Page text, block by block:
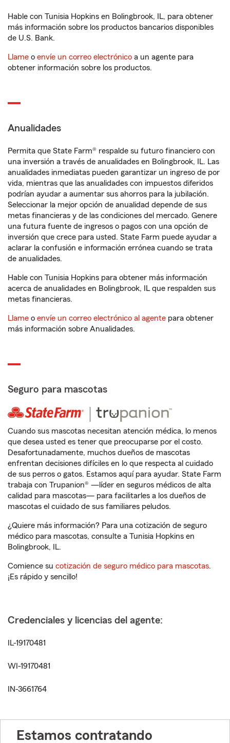
Hable con Tunisia Hopkins en Bolingbrook, IL, para obtener
más información sobre los productos bancarios disponibles
de U.S. Bank.
Llame o envíe un correo electrónico a un agente para
obtener información sobre los productos.
Anualidades
Permita que State Farm® respalde su futuro financiero con
una inversión a través de anualidades en Bolingbrook, IL. Las
anualidades inmediatas pueden garantizar un ingreso de por
vida, mientras que las anualidades con impuestos diferidos
podrían ayudar a aumentar sus ahorros para la jubilación.
Seleccionar la mejor opción de anualidad depende de sus
metas financieras y de las condiciones del mercado. Genere
una futura fuente de ingresos o pagos con una opción de
inversión que crece para usted. State Farm puede ayudar a
aclarar la confusión e información errónea cuando se trata
de anualidades.
Hable con Tunisia Hopkins para obtener más información
acerca de anualidades en Bolingbrook, IL que respalden sus
metas financieras.
Llame o envíe un correo electrónico al agente para obtener
más información sobre Anualidades.
Seguro para mascotas
Cuando sus mascotas necesitan atención médica, lo menos
que desea usted es tener que preocuparse por el costo.
Desafortunadamente, muchos dueños de mascotas
enfrentan decisiones difíciles en lo que respecta al cuidado
de sus perros o gatos. Estamos aquí para ayudar. State Farm
trabaja con Trupanion® —líder en seguros médicos de alta
calidad para mascotas— para facilitarles a los dueños de
mascotas el cuidado de sus familiares peludos.
¿Quiere más información? Para una cotización de seguro
médico para mascotas, consulte a Tunisia Hopkins en
Bolingbrook, IL.
Comience su cotización de seguro médico para mascotas.
¡Es rápido y sencillo!
Credenciales y licencias del agente:
IL-19170481
WI-19170481
IN-3661764
Estamos contratando